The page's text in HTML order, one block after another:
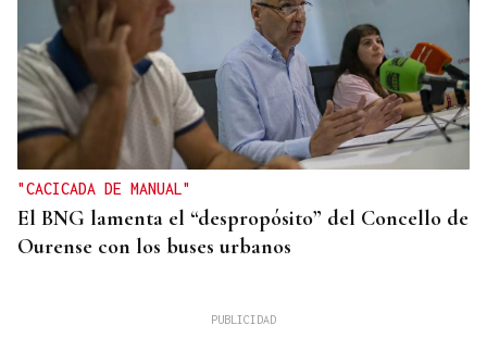
"CACICADA DE MANUAL"
El BNG lamenta el “despropósito” del Concello de
Ourense con los buses urbanos